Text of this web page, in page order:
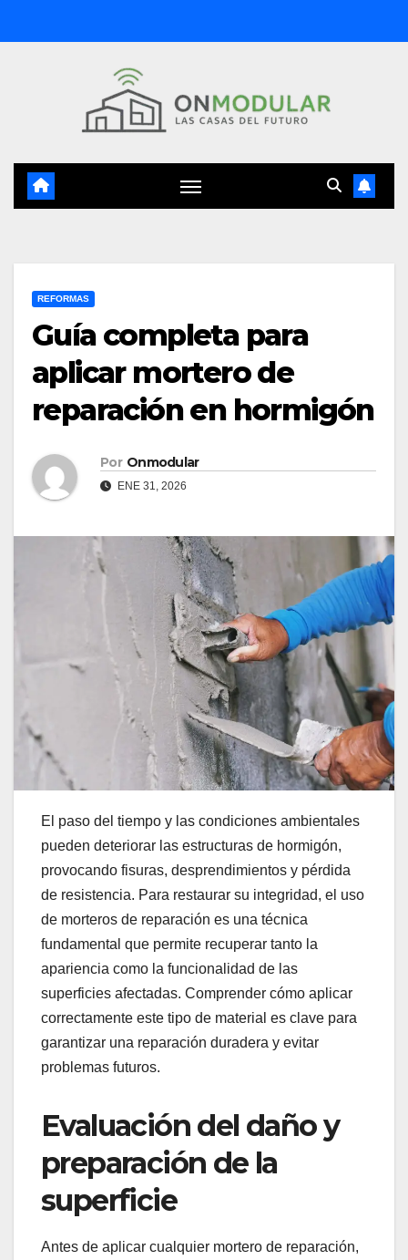
al
REFORMAS
Guía completa para
aplicar mortero de
reparación en hormigón
Por Onmodular
ENE 31, 2026
El paso del tiempo y las condiciones ambientales
pueden deteriorar las estructuras de hormigón,
provocando fisuras, desprendimientos y pérdida
de resistencia. Para restaurar su integridad, el uso
de morteros de reparación es una técnica
fundamental que permite recuperar tanto la
apariencia como la funcionalidad de las
superficies afectadas. Comprender cómo aplicar
correctamente este tipo de material es clave para
garantizar una reparación duradera y evitar
problemas futuros.
Evaluación del daño y
preparación de la
superficie
Antes de aplicar cualquier mortero de reparación,